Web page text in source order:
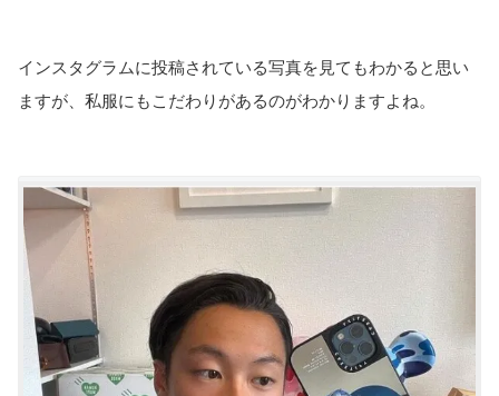
インスタグラムに投稿されている写真を見てもわかると思い
ますが、私服にもこだわりがあるのがわかりますよね。